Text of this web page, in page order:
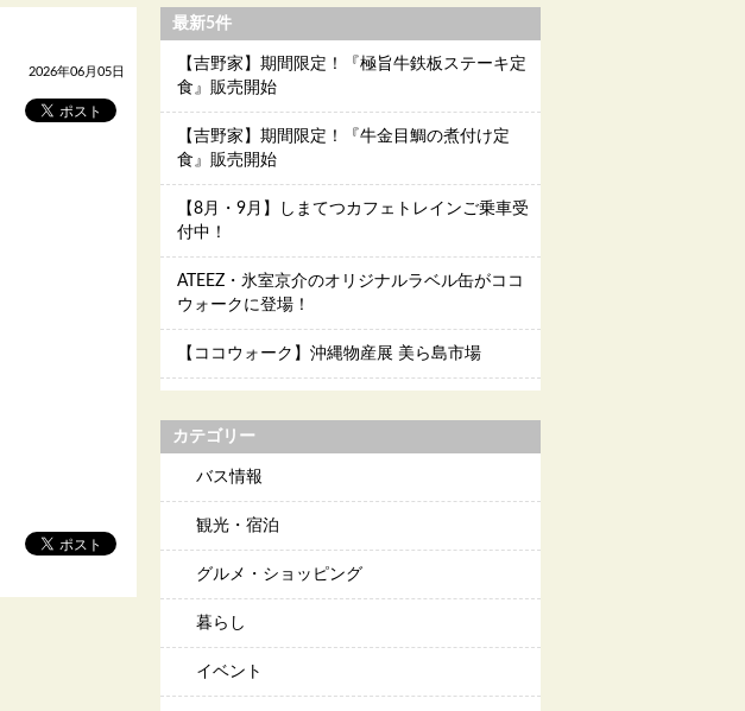
2026年06月05日
最新5件
【吉野家】期間限定！『極旨牛鉄板ステーキ定
食』販売開始
【吉野家】期間限定！『牛金目鯛の煮付け定
食』販売開始
【8月・9月】しまてつカフェトレインご乗車受
付中！
ATEEZ・氷室京介のオリジナルラベル缶がココ
ウォークに登場！
【ココウォーク】沖縄物産展 美ら島市場
カテゴリー
バス情報
観光・宿泊
グルメ・ショッピング
暮らし
イベント